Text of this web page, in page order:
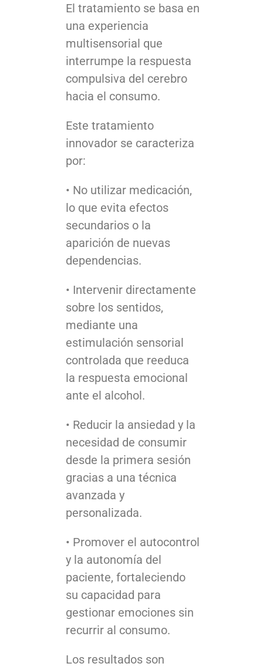
El tratamiento se basa en
una experiencia
multisensorial que
interrumpe la respuesta
compulsiva del cerebro
hacia el consumo.
Este tratamiento
innovador se caracteriza
por:
• No utilizar medicación,
lo que evita efectos
secundarios o la
aparición de nuevas
dependencias.
• Intervenir directamente
sobre los sentidos,
mediante una
estimulación sensorial
controlada que reeduca
la respuesta emocional
ante el alcohol.
• Reducir la ansiedad y la
necesidad de consumir
desde la primera sesión
gracias a una técnica
avanzada y
personalizada.
• Promover el autocontrol
y la autonomía del
paciente, fortaleciendo
su capacidad para
gestionar emociones sin
recurrir al consumo.
Los resultados son